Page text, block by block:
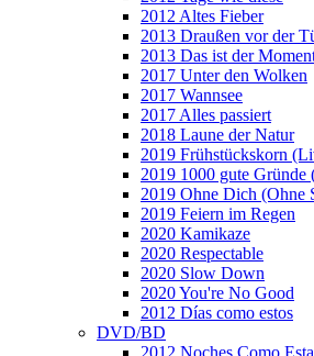
2012 Altes Fieber
2013 Draußen vor der
2013 Das ist der
2017 Unter den Wolken
2017 Wannsee
2017 Alles passiert
2018 Laune der Natur
2019 Frühstückskorn
2019 1000 gute Gründe
2019 Ohne Dich (Ohne
2019 Feiern im Regen
2020 Kamikaze
2020 Respectable
2020 Slow Down
2020 You're No Good
2012 Días como estos
DVD/BD
2012 Noches Como